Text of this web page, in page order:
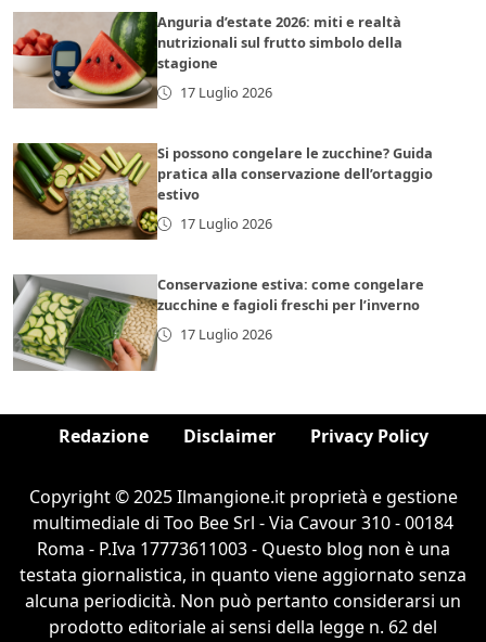
Anguria d’estate 2026: miti e realtà
nutrizionali sul frutto simbolo della
stagione
17 Luglio 2026
Si possono congelare le zucchine? Guida
pratica alla conservazione dell’ortaggio
estivo
17 Luglio 2026
Conservazione estiva: come congelare
zucchine e fagioli freschi per l’inverno
17 Luglio 2026
Redazione Disclaimer Privacy Policy
Copyright © 2025 Ilmangione.it proprietà e gestione
multimediale di Too Bee Srl - Via Cavour 310 - 00184
Roma - P.Iva 17773611003 - Questo blog non è una
testata giornalistica, in quanto viene aggiornato senza
alcuna periodicità. Non può pertanto considerarsi un
prodotto editoriale ai sensi della legge n. 62 del